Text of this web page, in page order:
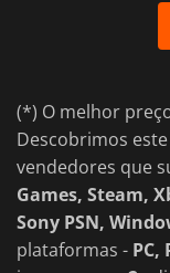
(*) O melhor
Descobrimos
vendedores que
Games, Steam,
Sony PSN,
plataformas - PC,